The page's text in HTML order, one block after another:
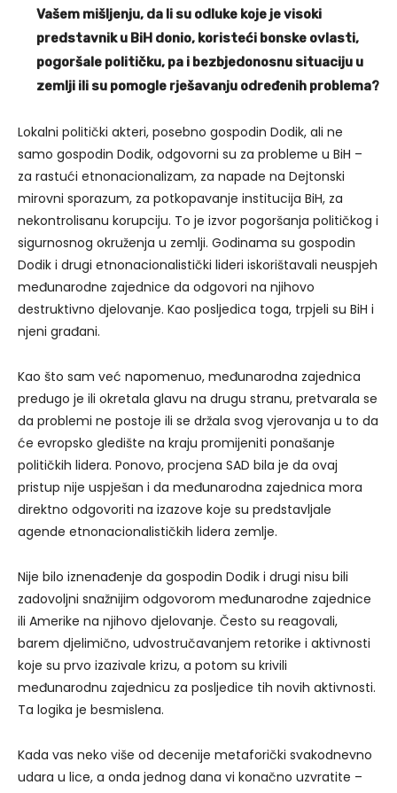
Vašem mišljenju, da li su odluke koje je visoki
predstavnik u BiH donio, koristeći bonske ovlasti,
pogoršale političku, pa i bezbjedonosnu situaciju u
zemlji ili su pomogle rješavanju određenih problema?
Lokalni politički akteri, posebno gospodin Dodik, ali ne
samo gospodin Dodik, odgovorni su za probleme u BiH –
za rastući etnonacionalizam, za napade na Dejtonski
mirovni sporazum, za potkopavanje institucija BiH, za
nekontrolisanu korupciju. To je izvor pogoršanja političkog i
sigurnosnog okruženja u zemlji. Godinama su gospodin
Dodik i drugi etnonacionalistički lideri iskorištavali neuspjeh
međunarodne zajednice da odgovori na njihovo
destruktivno djelovanje. Kao posljedica toga, trpjeli su BiH i
njeni građani.
Kao što sam već napomenuo, međunarodna zajednica
predugo je ili okretala glavu na drugu stranu, pretvarala se
da problemi ne postoje ili se držala svog vjerovanja u to da
će evropsko gledište na kraju promijeniti ponašanje
političkih lidera. Ponovo, procjena SAD bila je da ovaj
pristup nije uspješan i da međunarodna zajednica mora
direktno odgovoriti na izazove koje su predstavljale
agende etnonacionalističkih lidera zemlje.
Nije bilo iznenađenje da gospodin Dodik i drugi nisu bili
zadovoljni snažnijim odgovorom međunarodne zajednice
ili Amerike na njihovo djelovanje. Često su reagovali,
barem djelimično, udvostručavanjem retorike i aktivnosti
koje su prvo izazivale krizu, a potom su krivili
međunarodnu zajednicu za posljedice tih novih aktivnosti.
Ta logika je besmislena.
Kada vas neko više od decenije metaforički svakodnevno
udara u lice, a onda jednog dana vi konačno uzvratite –